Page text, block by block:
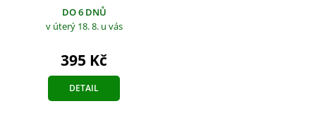
DO 6 DNŮ
v úterý 18. 8. u vás
395 Kč
DETAIL